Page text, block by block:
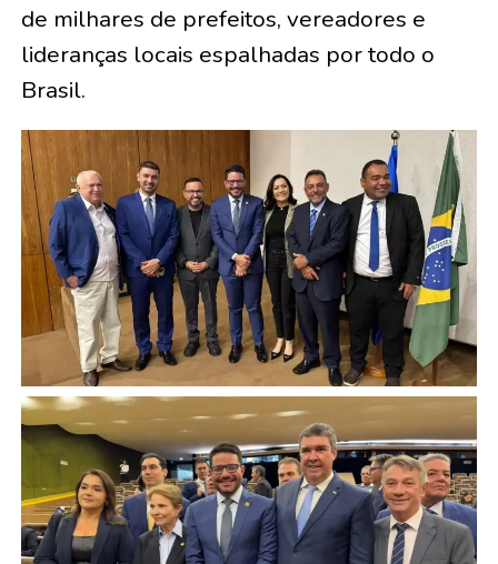
de milhares de prefeitos, vereadores e
lideranças locais espalhadas por todo o
Brasil.